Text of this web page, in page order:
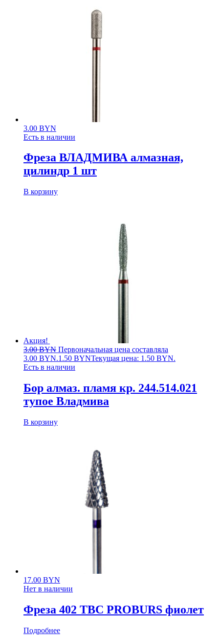
3.00 BYN
Есть в наличии
Фреза ВЛАДМИВА алмазная,
цилиндр 1 шт
В корзину
Акция!
3.00BYN Первоначальная цена составляла
3.00 BYN.1.50 BYNТекущая цена: 1.50 BYN.
Есть в наличии
Бор алмаз. пламя кр. 244.514.021
тупое Владмива
В корзину
17.00 BYN
Нет в наличии
Фреза 402 ТВС PROBURS фиолет
Подробнее